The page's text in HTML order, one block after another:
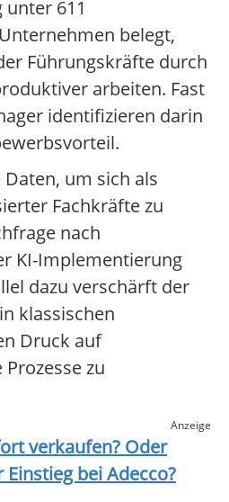
unter 611
belegt,
Führungskräfte durch
arbeiten. Fast
identifizieren darin
um sich als
Fachkräfte zu
nach
KI-Implementierung
dazu verschärft der
klassischen
Druck auf
zu
Anzeige
verkaufen? Oder
Einstieg beiAdecco?